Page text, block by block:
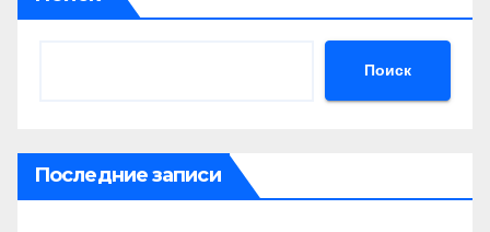
Поиск
Последние записи